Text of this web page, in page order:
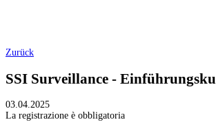
Zurück
SSI Surveillance -
03.04.2025
La registrazione è obbligatoria